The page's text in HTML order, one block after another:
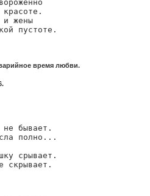
красоте.
и жены
пустоте.
время любви.
не бывает.
полно...
срывает.
скрывает.